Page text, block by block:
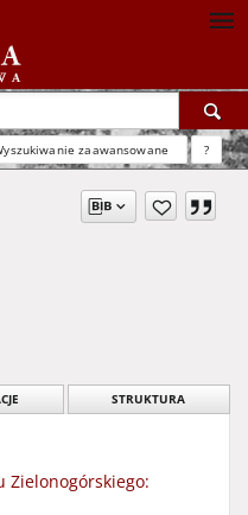
zaawansowane ?
STRUKTURA
Zielonogórskiego: